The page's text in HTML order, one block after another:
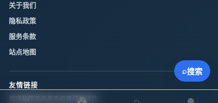
关于我们
隐私政策
服务条款
站点地图
友情链接
游戏葡萄 机核网游研社
⌕搜索